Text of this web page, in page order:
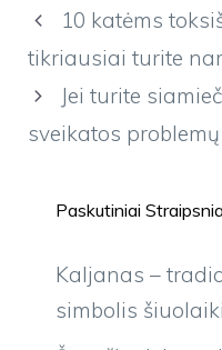
10 katėms
tikriausiai turite
Jei turite
sveikatos problemų
Paskutiniai
Kaljanas –
simbolis